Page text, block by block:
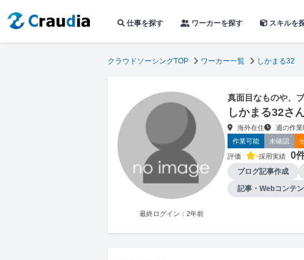
仕事を探す ワーカーを探す スキルを
クラウドソーシングTOP ワーカー一覧 しかまる32
最終ログイン：2年前
真面目なものや、
しかまる32さ
海外在住 週の作
作業可能
未確認
評価 -採用実績 0
ブログ記事作成
記事・Webコンテ